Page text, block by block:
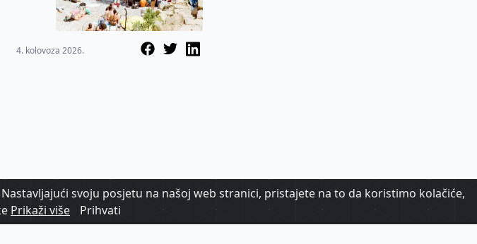
4. kolovoza 2026.
svoju posjetu na našoj web stranici, pristajete na to da koristimo kolačiće,
Prikaži više Prihvati